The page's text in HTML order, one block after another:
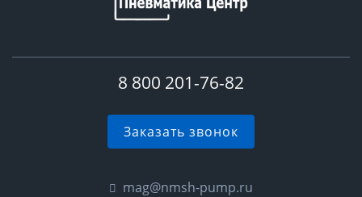
8 800 201-76-82
Заказать звонок
mag@nmsh-pump.ru